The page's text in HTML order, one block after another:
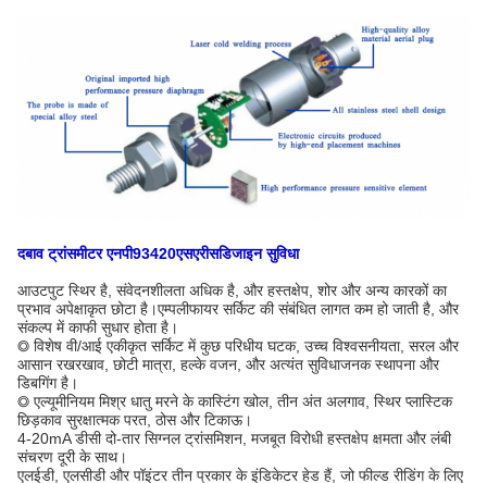
दबाव ट्रांसमीटर एनपी93420एसएरीसडिजाइन सुविधा
आउटपुट स्थिर है, संवेदनशीलता अधिक है, और हस्तक्षेप, शोर और अन्य कारकों का
प्रभाव अपेक्षाकृत छोटा है।एम्पलीफायर सर्किट की संबंधित लागत कम हो जाती है, और
संकल्प में काफी सुधार होता है।
◎ विशेष वी/आई एकीकृत सर्किट में कुछ परिधीय घटक, उच्च विश्वसनीयता, सरल और
आसान रखरखाव, छोटी मात्रा, हल्के वजन, और अत्यंत सुविधाजनक स्थापना और
डिबगिंग है।
◎ एल्यूमीनियम मिश्र धातु मरने के कास्टिंग खोल, तीन अंत अलगाव, स्थिर प्लास्टिक
छिड़काव सुरक्षात्मक परत, ठोस और टिकाऊ।
4-20mA डीसी दो-तार सिग्नल ट्रांसमिशन, मजबूत विरोधी हस्तक्षेप क्षमता और लंबी
संचरण दूरी के साथ।
एलईडी, एलसीडी और पॉइंटर तीन प्रकार के इंडिकेटर हेड हैं, जो फील्ड रीडिंग के लिए